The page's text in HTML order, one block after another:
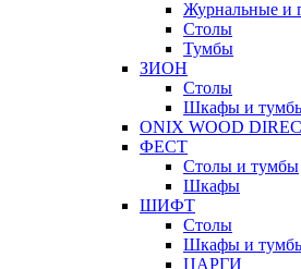
Журнальные и
Столы
Тумбы
ЗИОН
Столы
Шкафы и
ONIX WOOD
ФЕСТ
Столы и тумбы
Шкафы
ШИФТ
Столы
Шкафы и
ЦАРГИ